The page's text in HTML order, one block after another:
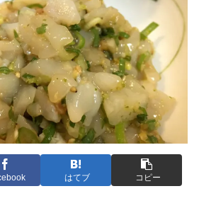
はてブ コピー